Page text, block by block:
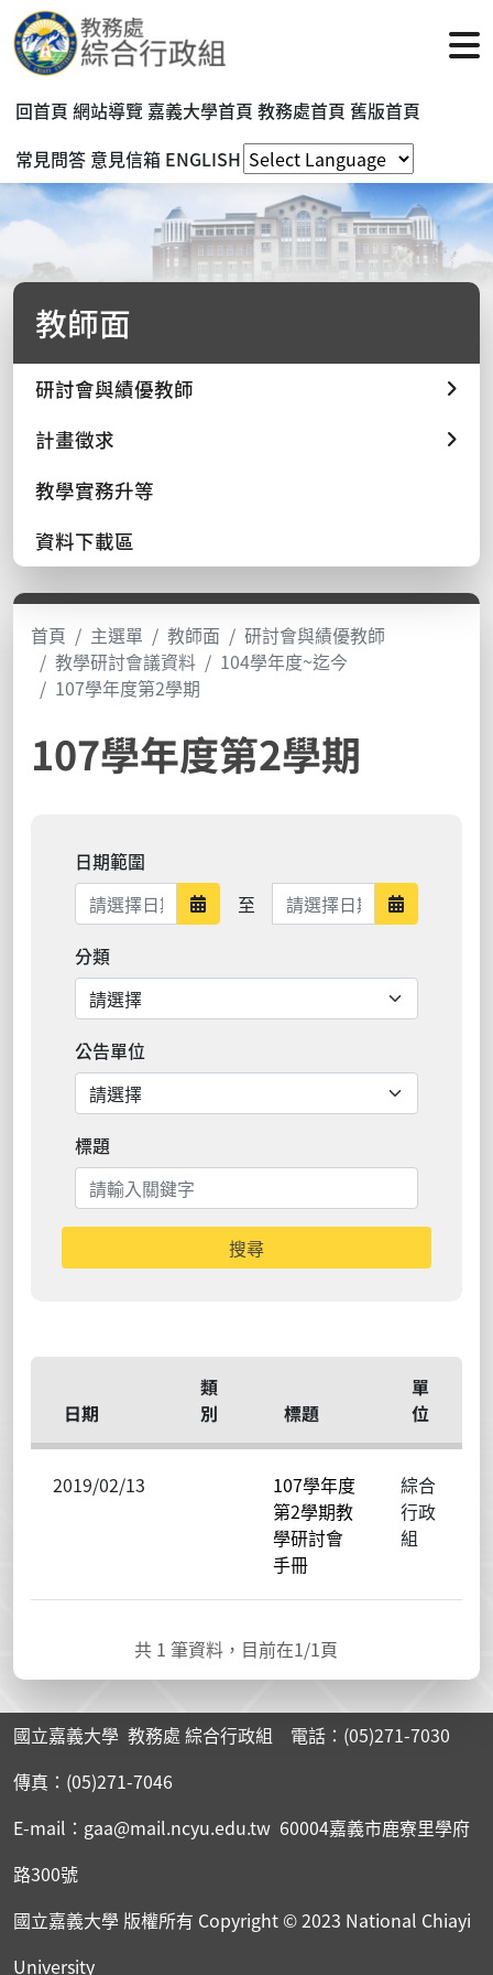
回首頁 網站導覽 嘉義大學首頁 教務處首頁 舊版首頁
常見問答 意見信箱 ENGLISH
教師面
研討會與績優教師
計畫徵求
教學實務升等
資料下載區
首頁 主選單 教師面
研討會與績優教師
教學研討會議資料
104學年度~迄今
107學年度第2學期
107學年度第2學期
日期範圍
日期範圍開始
至 日期範圍結束 日期範圍
分類
公告單位
標題
搜尋
日期
類
別
標題
單
位
2019/02/13
107學年度
第2學期教
學研討會
手冊
綜合
行政
組
共 1 筆資料，目前在1/1頁
國立嘉義大學 教務處 綜合行政組 電話：(05)271-7030
傳真：(05)271-7046
E-mail：gaa@mail.ncyu.edu.tw 60004嘉義市鹿寮里學府
路300號
國立嘉義大學 版權所有 Copyright © 2023 National Chiayi
University